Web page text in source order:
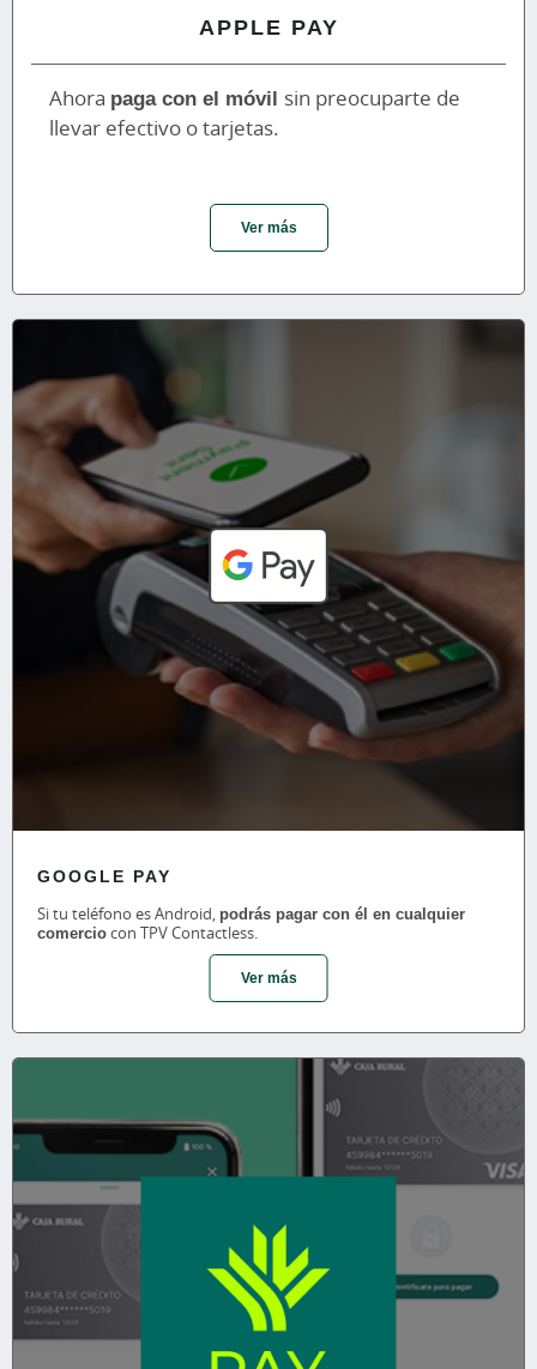
APPLE PAY
Ahora paga con el móvil sin preocuparte de
llevar efectivo o tarjetas.
Ver más
GOOGLE PAY
Si tu teléfono es Android, podrás pagar con él en cualquier
comerciocon TPV Contactless.
Ver más